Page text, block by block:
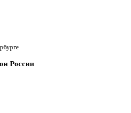
России